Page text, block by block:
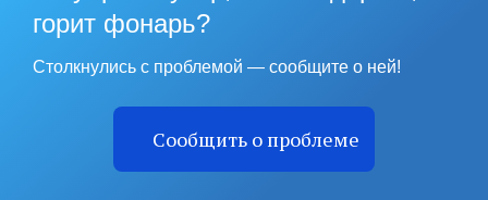
горит фонарь?
Столкнулись с проблемой — сообщите о ней!
Сообщить о проблеме